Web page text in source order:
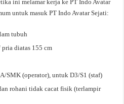
ini melamar kerja ke PT Indo Avatar
untuk masuk PT Indo Avatar Sejati:
tubuh
diatas 155 cm
SMK (operator), untuk D3/S1 (staf)
rohani tidak cacat fisik (terlampir